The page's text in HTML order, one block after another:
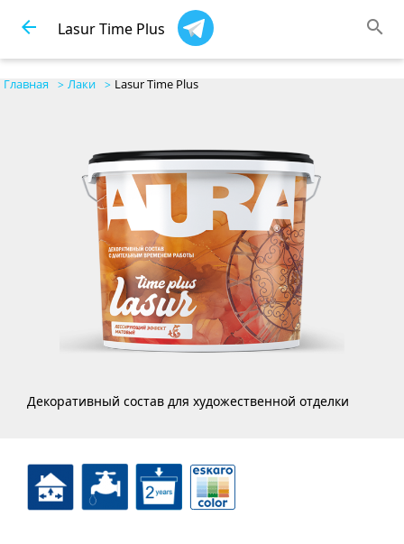
Главная Лаки Lasur Time Plus
Декоративный состав для художественной отделки
arrow_back Lasur Time Plus search